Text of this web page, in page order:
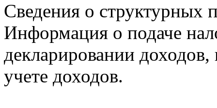
Сведения о структурных
Информация о подаче
декларировании доходов,
учете доходов.